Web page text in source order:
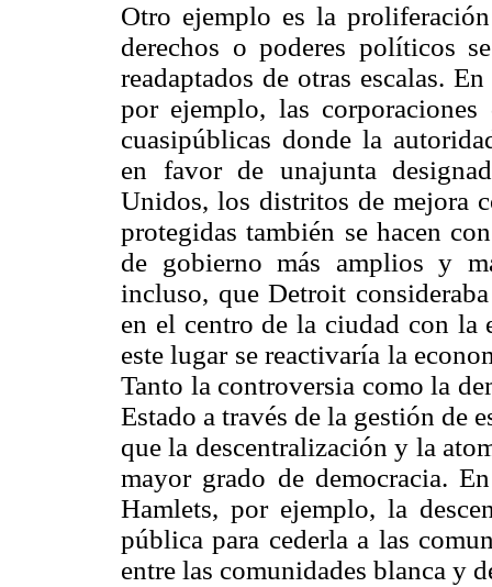
Otro ejemplo es la
derechos o poderes políticos
readaptados de otras escalas.
por ejemplo, las
cuasipúblicas donde la
en favor de unajunta
Unidos, los distritos de mejora
protegidas también se hacen
de gobierno más amplios y
incluso, que Detroit
en el centro de la ciudad con la
este lugar se reactivaría la
Tanto la controversia como la
Estado a través de la gestión de
que la descentralización y la
mayor grado de democracia.
Hamlets, por ejemplo, la
pública para cederla a las
entre las comunidades blanca y